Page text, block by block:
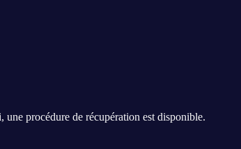
procédure de récupération est disponible.